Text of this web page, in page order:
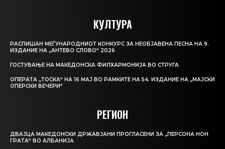
КУЛТУРА
РАСПИШАН МЕЃУНАРОДНИОТ КОНКУРС ЗА НЕОБЈАВЕНА ПЕСНА НА 9.
ИЗДАНИЕ НА „АНТЕВО СЛОВО“ 2026
ГОСТУВАЊЕ НА МАКЕДОНСКА ФИЛХАРМОНИЈА ВО СТРУГА
ОПЕРАТА „ТОСКА“ НА 16 МАЈ ВО РАМКИТЕ НА 54. ИЗДАНИЕ НА „МАЈСКИ
ОПЕРСКИ ВЕЧЕРИ“
РЕГИОН
ДВАЈЦА МАКЕДОНСКИ ДРЖАВЈАНИ ПРОГЛАСЕНИ ЗА „ПЕРСОНА НОН
ГРАТА“ ВО АЛБАНИЈА